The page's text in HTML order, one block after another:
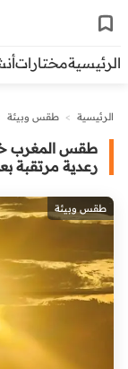
الرئيسيةمختارات
الرئيسية > طقس وبيئة
طقس المغرب
رعدية مرتقبة
طقس وبيئة